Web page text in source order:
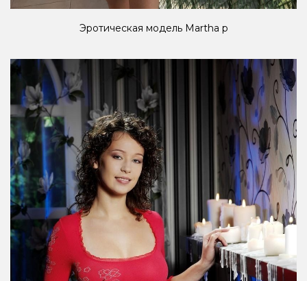
Эротическая модель Martha p